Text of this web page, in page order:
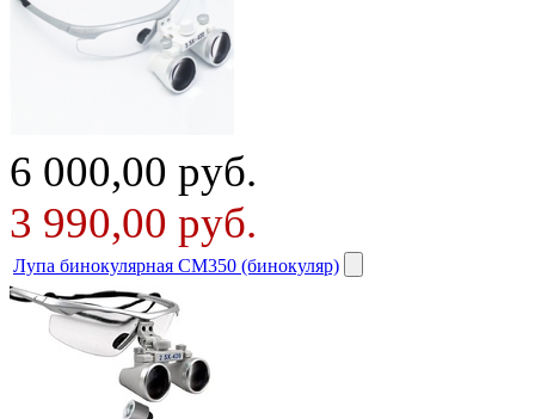
6 000,00 руб.
3 990,00 руб.
Лупа бинокулярная СМ350 (бинокуляр)